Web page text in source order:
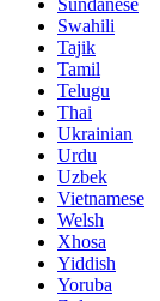
Sundanese
Swahili
Tajik
Tamil
Telugu
Thai
Ukrainian
Urdu
Uzbek
Vietnamese
Welsh
Xhosa
Yiddish
Yoruba